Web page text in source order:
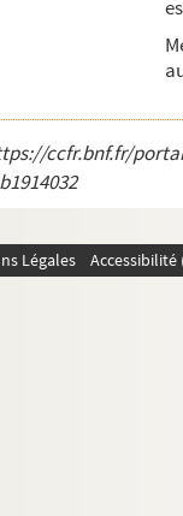
ccfr.bnf.fr/
Légales